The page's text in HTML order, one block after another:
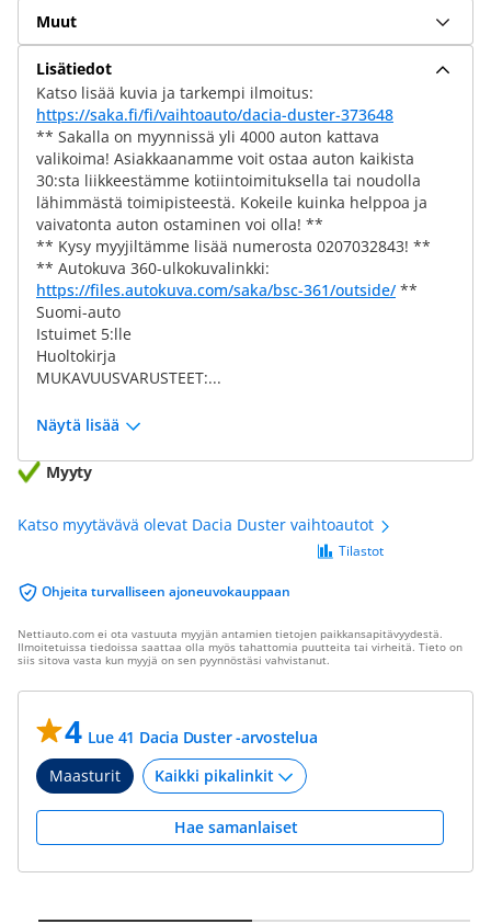
Muut
Lisätiedot
Katso lisää kuvia ja tarkempi ilmoitus:
https://saka.fi/fi/vaihtoauto/dacia-duster-373648
** Sakalla on myynnissä yli 4000 auton kattava
valikoima! Asiakkaanamme voit ostaa auton kaikista
30:sta liikkeestämme kotiintoimituksella tai noudolla
lähimmästä toimipisteestä. Kokeile kuinka helppoa ja
vaivatonta auton ostaminen voi olla! **
** Kysy myyjiltämme lisää numerosta 0207032843! **
** Autokuva 360-ulkokuvalinkki:
https://files.autokuva.com/saka/bsc-361/outside/ **
Suomi-auto
Istuimet 5:lle
Huoltokirja
MUKAVUUSVARUSTEET:...
Näytä lisää
Myyty
Katso myytävävä olevat Dacia Duster vaihtoautot
Ohjeita turvalliseen ajoneuvokauppaan
Tilastot
Nettiauto.com ei ota vastuuta myyjän antamien tietojen paikkansapitävyydestä.
Ilmoitetuissa tiedoissa saattaa olla myös tahattomia puutteita tai virheitä. Tieto on
siis sitova vasta kun myyjä on sen pyynnöstäsi vahvistanut.
4 Lue 41 Dacia Duster -arvostelua
Maasturit
Hae samanlaiset